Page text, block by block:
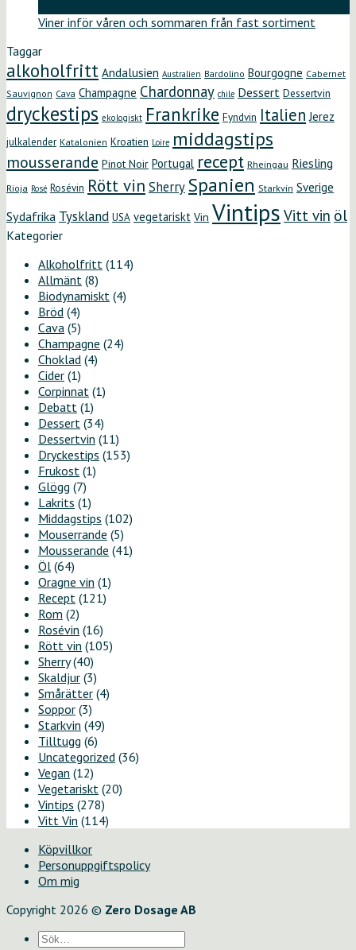
Viner inför våren och sommaren från fast sortiment
Taggar
alkoholfritt Andalusien Australien Bardolino Bourgogne Cabernet
Sauvignon Cava Champagne Chardonnay chile Dessert Dessertvin
dryckestips ekologiskt Frankrike Fyndvin Italien Jerez
julkalender Katalonien Kroatien Loire middagstips
mousserande Pinot Noir Portugal recept Rheingau Riesling
Rioja Rosé Rosévin Rött vin SherrySpanien Starkvin Sverige
Sydafrika Tyskland USA vegetariskt Vin Vintips Vitt vin öl
Kategorier
Alkoholfritt (114)
Allmänt (8)
Biodynamiskt (4)
Bröd (4)
Cava (5)
Champagne (24)
Choklad (4)
Cider (1)
Corpinnat (1)
Debatt (1)
Dessert (34)
Dessertvin (11)
Dryckestips (153)
Frukost (1)
Glögg (7)
Lakrits (1)
Middagstips (102)
Mouserrande (5)
Mousserande (41)
Öl (64)
Oragne vin (1)
Recept (121)
Rom (2)
Rosévin (16)
Rött vin (105)
Sherry(40)
Skaldjur (3)
Smårätter (4)
Soppor (3)
Starkvin (49)
Tilltugg (6)
Uncategorized (36)
Vegan (12)
Vegetariskt (20)
Vintips (278)
Vitt Vin (114)
Köpvillkor
Personuppgiftspolicy
Om mig
Copyright 2026 © Zero Dosage AB
Sök